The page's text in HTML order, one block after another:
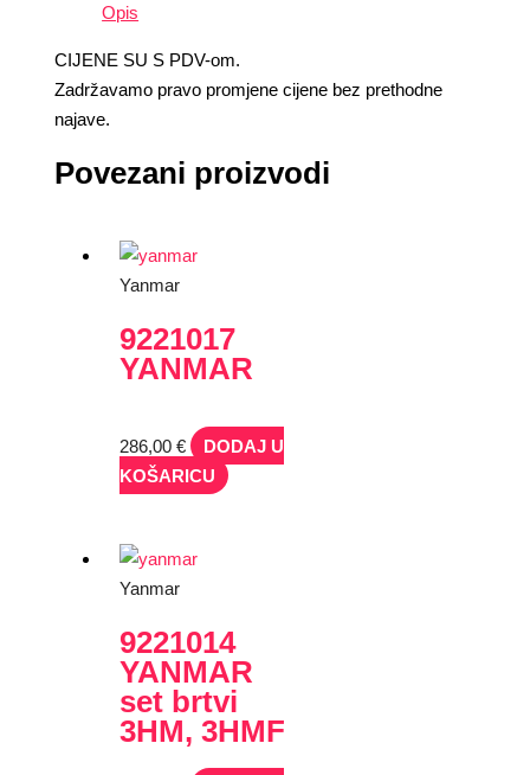
Opis
CIJENE SU S PDV-om.
Zadržavamo pravo promjene cijene bez prethodne
najave.
Povezani proizvodi
Yanmar
9221017
YANMAR
286,00€
DODAJ U
KOŠARICU
Yanmar
9221014
YANMAR
set brtvi
3HM, 3HMF